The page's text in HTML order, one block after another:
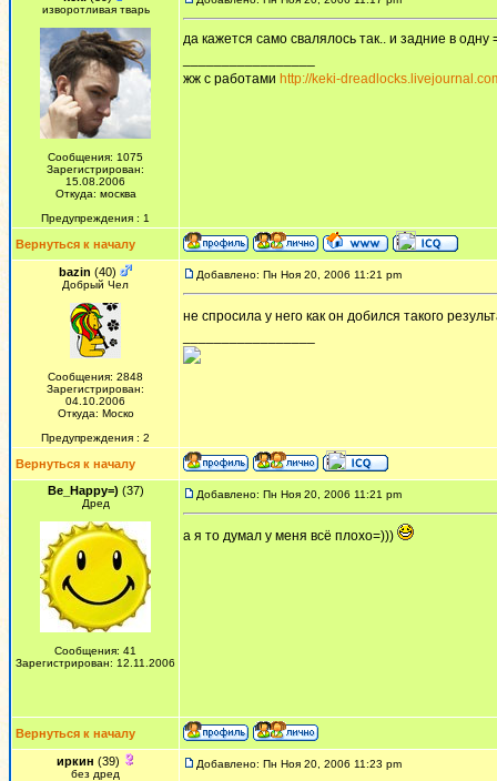
изворотливая тварь
Сообщения: 1075
Зарегистрирован:
15.08.2006
Откуда: москва
Предупреждения : 1
да кажется само свалялось так.. и задние в одну
жж с работами http://keki-
Вернуться к началу
bazin (40)
Добрый Чел
Сообщения: 2848
Зарегистрирован:
04.10.2006
Откуда: Моско
Предупреждения : 2
Добавлено: Пн Ноя 20, 2006 11:21 pm
не спросила у него как он добился такого
Вернуться к началу
Be_Happy=) (37)
Дред
Сообщения: 41
Зарегистрирован: 12.11.2006
Добавлено: Пн Ноя 20, 2006 11:21 pm
а я то думал у меня всё плохо=)))
Вернуться к началу
иркин (39)
без дред
Добавлено: Пн Ноя 20, 2006 11:23 pm